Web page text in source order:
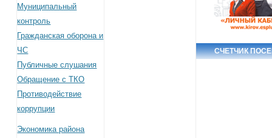
Муниципальный
контроль
Гражданская оборона и
ЧС
Публичные слушания
Обращение с ТКО
Противодействие
коррупции
Экономика района
СЧЕТЧИК